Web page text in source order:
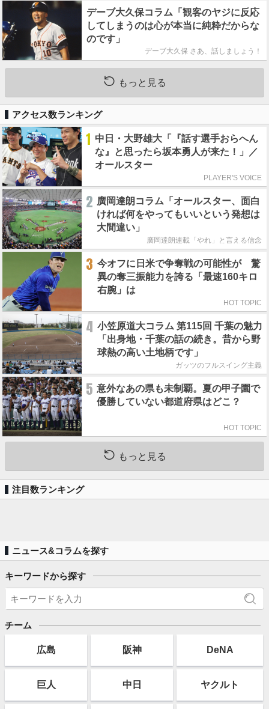
デーブ大久保コラム「観客のヤジに反応
してしまうのは心が本当に純粋だからな
のです」
デーブ大久保 さあ、話しましょう！
もっと見る
アクセス数ランキング
1 中日・大野雄大「『話す選手おらへん
な』と思ったら坂本勇人が来た！」／
オールスター
PLAYER'S VOICE
2 廣岡達朗コラム「オールスター、面白
ければ何をやってもいいという発想は
大間違い」
廣岡達朗連載「やれ」と言える信念
3 今オフに日米で争奪戦の可能性が 驚
異の奪三振能力を誇る「最速160キロ
右腕」は
HOT TOPIC
4 小笠原道大コラム 第115回 千葉の魅力
「出身地・千葉の話の続き。昔から野
球熱の高い土地柄です」
ガッツのフルスイング主義
5 意外なあの県も未制覇。夏の甲子園で
優勝していない都道府県はどこ？
HOT TOPIC
もっと見る
注目数ランキング
ニュース&コラムを探す
キーワードから探す
チーム
広島 阪神 DeNA
巨人 中日 ヤクルト